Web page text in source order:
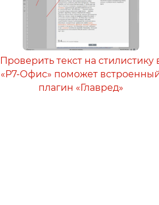
Проверить текст на стилистику
«Р7-Офис» поможет
плагин «Главред»